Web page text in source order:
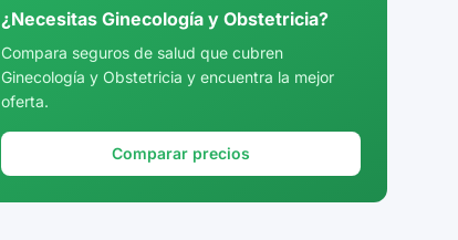
¿Necesitas Ginecología y Obstetricia?
Compara seguros de salud que cubren
Ginecología y Obstetricia y encuentra la mejor
oferta.
Comparar precios